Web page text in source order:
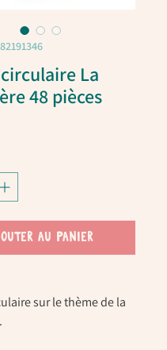
La
48 pièces
AU PANIER
sur le thème de la